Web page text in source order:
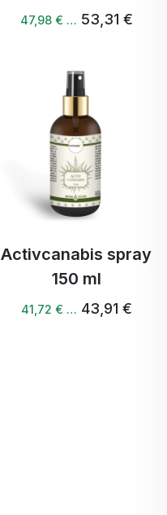
47,98 € … 53,31 €
Activcanabis spray
150 ml
41,72 € … 43,91 €